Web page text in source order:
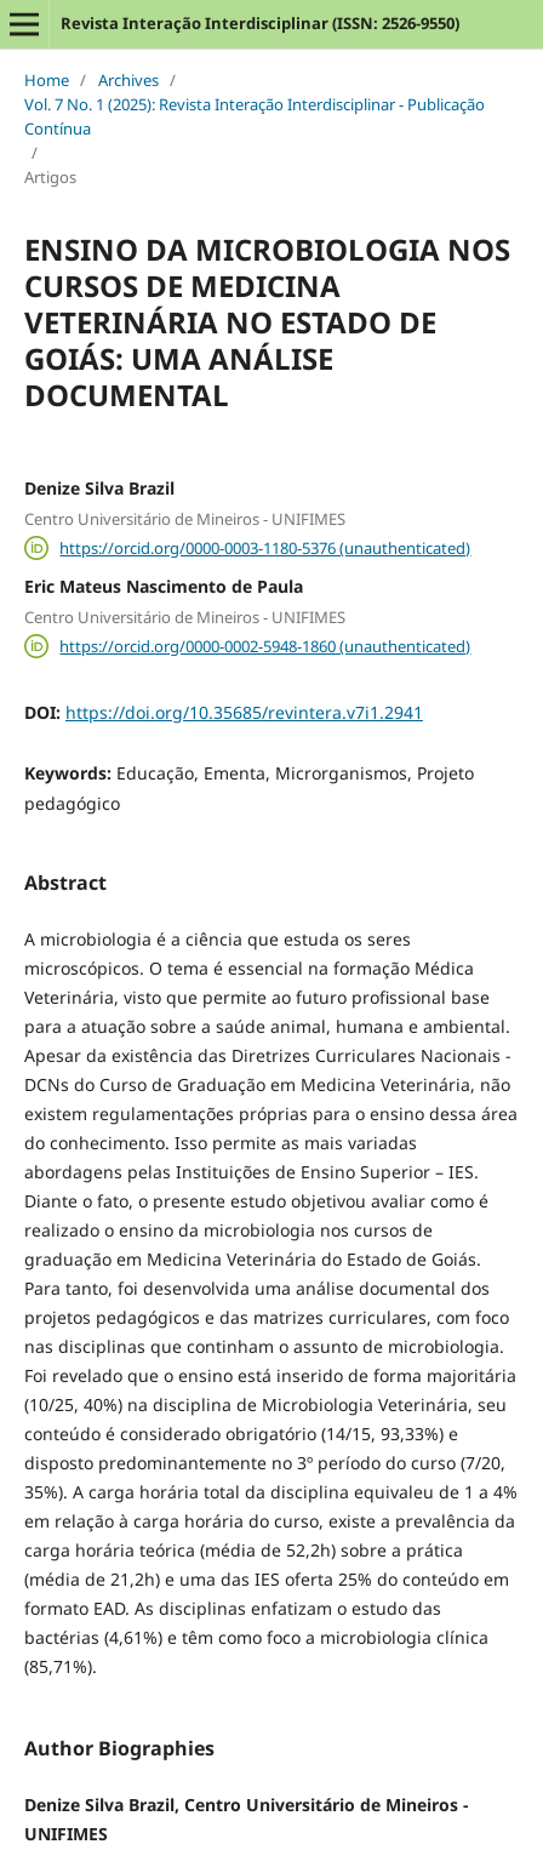
Revista Interação Interdisciplinar (ISSN: 2526-9550)
Home / Archives /
Vol. 7 No. 1 (2025): Revista Interação Interdisciplinar - Publicação
Contínua
/
Artigos
ENSINO DA MICROBIOLOGIA NOS
CURSOS DE MEDICINA
VETERINÁRIA NO ESTADO DE
GOIÁS: UMA ANÁLISE
DOCUMENTAL
Denize Silva Brazil
Centro Universitário de Mineiros - UNIFIMES
https://orcid.org/0000-0003-1180-5376 (unauthenticated)
Eric Mateus Nascimento de Paula
Centro Universitário de Mineiros - UNIFIMES
https://orcid.org/0000-0002-5948-1860 (unauthenticated)
DOI: https://doi.org/10.35685/revintera.v7i1.2941
Keywords: Educação, Ementa, Microrganismos, Projeto
pedagógico
Abstract
A microbiologia é a ciência que estuda os seres
microscópicos. O tema é essencial na formação Médica
Veterinária, visto que permite ao futuro profissional base
para a atuação sobre a saúde animal, humana e ambiental.
Apesar da existência das Diretrizes Curriculares Nacionais -
DCNs do Curso de Graduação em Medicina Veterinária, não
existem regulamentações próprias para o ensino dessa área
do conhecimento. Isso permite as mais variadas
abordagens pelas Instituições de Ensino Superior – IES.
Diante o fato, o presente estudo objetivou avaliar como é
realizado o ensino da microbiologia nos cursos de
graduação em Medicina Veterinária do Estado de Goiás.
Para tanto, foi desenvolvida uma análise documental dos
projetos pedagógicos e das matrizes curriculares, com foco
nas disciplinas que continham o assunto de microbiologia.
Foi revelado que o ensino está inserido de forma majoritária
(10/25, 40%) na disciplina de Microbiologia Veterinária, seu
conteúdo é considerado obrigatório (14/15, 93,33%) e
disposto predominantemente no 3º período do curso (7/20,
35%). A carga horária total da disciplina equivaleu de 1 a 4%
em relação à carga horária do curso, existe a prevalência da
carga horária teórica (média de 52,2h) sobre a prática
(média de 21,2h) e uma das IES oferta 25% do conteúdo em
formato EAD. As disciplinas enfatizam o estudo das
bactérias (4,61%) e têm como foco a microbiologia clínica
(85,71%).
Author Biographies
Denize Silva Brazil, Centro Universitário de Mineiros -
UNIFIMES